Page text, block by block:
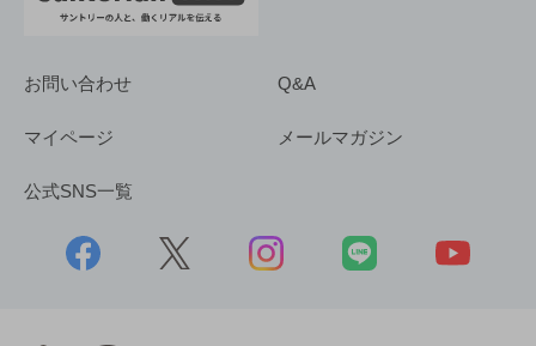
お問い合わせ Q&A
マイページ メールマガジン
公式SNS一覧